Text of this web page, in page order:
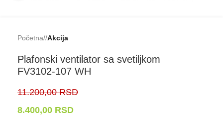
Početna/ Akcija
Plafonski ventilator sa svetiljkom
FV3102-⁠107 WH
11.200,00RSD
8.400,00 RSD